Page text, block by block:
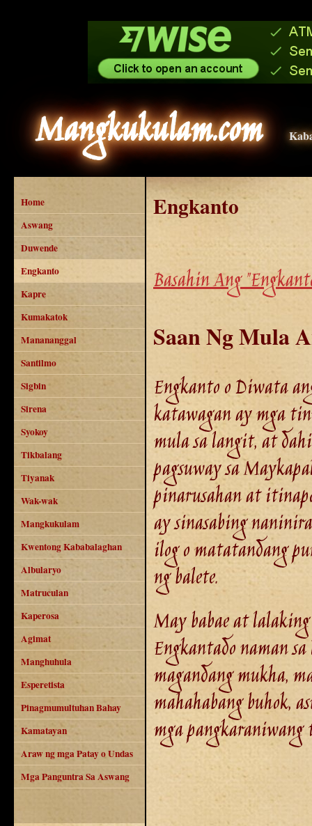
Mangkukulam.com
Home
Aswang
Duwende
Engkanto
Kapre
Kumakatok
Manananggal
Santilmo
Sigbin
Sirena
Syokoy
Tikbalang
Tiyanak
Wak-wak
Mangkukulam
Kwentong Kababalaghan
Albularyo
Matruculan
Kaperosa
Agimat
Manghuhula
Esperetista
Pinagmumultuhan Bahay
Kamatayan
Araw ng mga Patay o Undas
Mga Panguntra Sa Aswang
Engkanto
Basahin Ang
Saan Ng Mula
Engkanto o Diwata
katawagan ay mga
mula sa langit, at
pagsuway sa
pinarusahan at
ay sinasabing
ilog o matatandang
ng balete.
May babae at
Engkantado naman
magandang mukha,
mahahabang buhok,
mga pangkaraniwang